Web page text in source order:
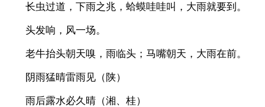
长虫过道，下雨之兆，蛤蟆哇哇叫，大雨就要到。
头发响，风一场。
老牛抬头朝天嗅，雨临头；马嘴朝天，大雨在前。
阴雨猛晴雷雨见（陕）
雨后露水必久晴（湘、桂）